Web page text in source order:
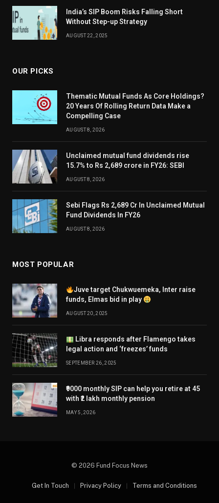
India’s SIP Boom Risks Falling Short
Without Step-up Strategy
AUGUST 22, 2025
OUR PICKS
Thematic Mutual Funds As Core Holdings?
20 Years Of Rolling Return Data Make a
Compelling Case
AUGUST 8, 2026
Unclaimed mutual fund dividends rise
15.7% to Rs 2,689 crore in FY26: SEBI
AUGUST 8, 2026
Sebi Flags Rs 2,689 Cr In Unclaimed Mutual
Fund Dividends In FY26
AUGUST 8, 2026
MOST POPULAR
Juve target Chukwuemeka, Inter raise
funds, Elmas bid in play
AUGUST 20, 2025
Libra responds after Flamengo takes
legal action and ‘freezes’ funds
SEPTEMBER 26, 2025
₹9000 monthly SIP can help you retire at 45
with ₹2 lakh monthly pension
MAY 5, 2026
© 2026 Fund Focus News
Get In Touch Privacy Policy Terms and Conditions